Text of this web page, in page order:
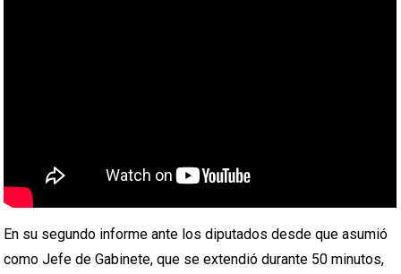
En su segundo informe ante los diputados desde que asumió
como Jefe de Gabinete, que se extendió durante 50 minutos,